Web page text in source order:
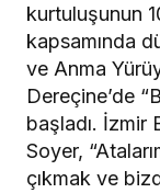
kurtuluşunun
kapsamında
ve Anma
Dereçine’de
başladı. İzmir
Soyer,
çıkmak ve